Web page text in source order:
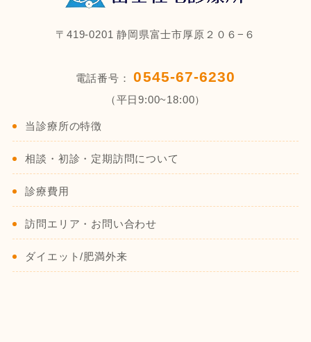
〒419-0201 静岡県富士市厚原２０６−６
電話番号：0545-67-6230
（平日9:00~18:00）
当診療所の特徴
相談・初診・定期訪問について
診療費用
訪問エリア・お問い合わせ
ダイエット/肥満外来